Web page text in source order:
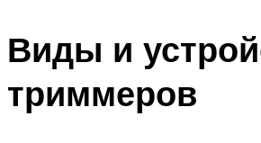
Виды и
триммеров